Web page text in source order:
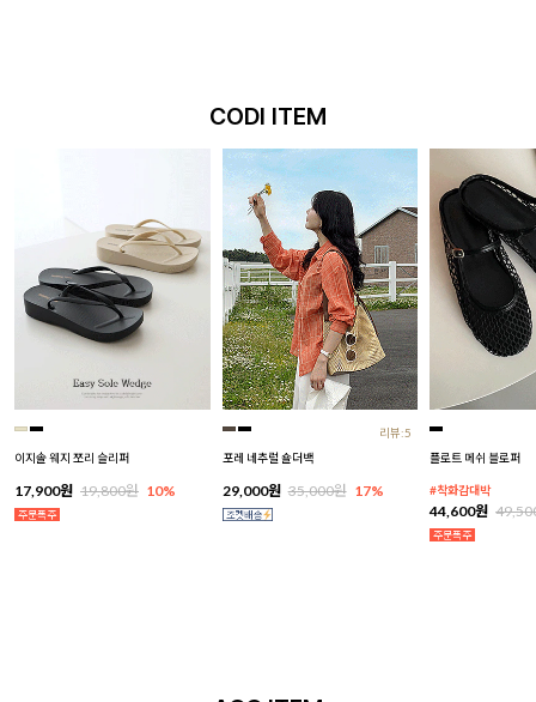
CODI ITEM
이지솔 웨지 쪼리 슬리퍼
17,900원 19,800원 10%
리뷰:5
포레 네추럴 숄더백
29,000원 35,000원 17%
플로트 메쉬 블로퍼
#착화감대박
44,600원